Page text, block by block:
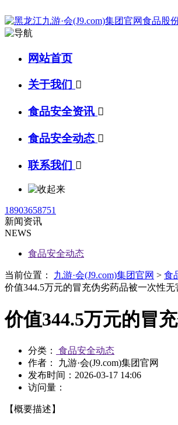
网站首页
关于我们 
食品安全资讯 
食品安全动态 
联系我们 
18903658751
新闻资讯
NEWS
食品安全动态
当前位置： 九游·会(J9.com)集团官网 > 食
价值344.5万元的冒充伪劣药品被一次性无
价值344.5万元的冒
分类：
食品安全动态
作者： 九游·会(J9.com)集团官网
发布时间： 2026-03-17 14:06
访问量：
【概要描述】